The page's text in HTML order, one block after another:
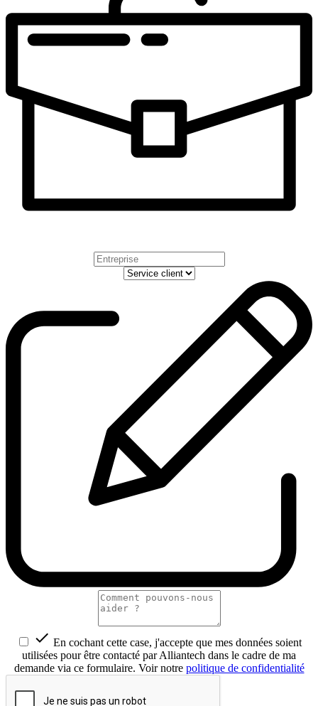
 En cochant cette case, j'accepte que mes données soient
utilisées pour être contacté par Alliantech dans le cadre de ma
demande via ce formulaire. Voir notre politique de confidentialité